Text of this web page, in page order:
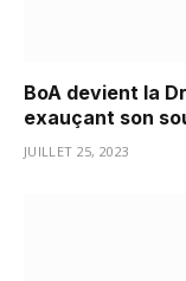
BoA devient la
exauçant son
JUILLET 25, 2023